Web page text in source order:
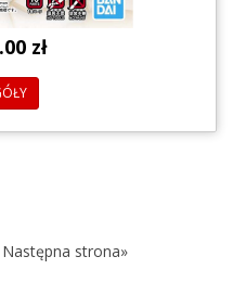
zł
Następna strona»